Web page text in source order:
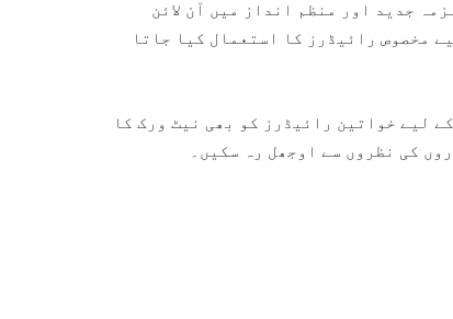
جدید اور منظم انداز میں آن لائن
مخصوص رائیڈرز کا استعمال کیا جاتا
لیے خواتین رائیڈرز کو بھی نیٹ ورک کا
کی نظروں سے اوجھل رہ سکیں۔